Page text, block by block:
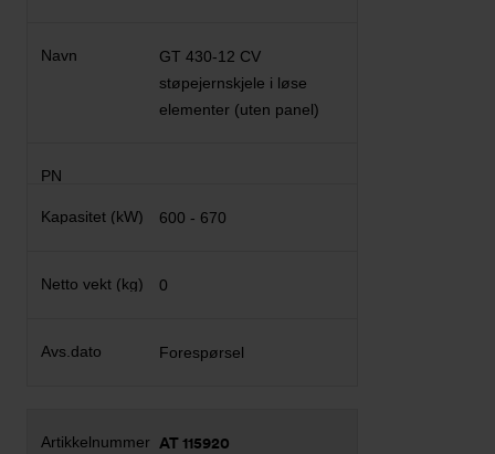
GT 430-12 CV
støpejernskjele i løse
elementer (uten panel)
600 - 670
0
Forespørsel
AT 115920